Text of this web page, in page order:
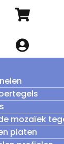
mozaïek
platen